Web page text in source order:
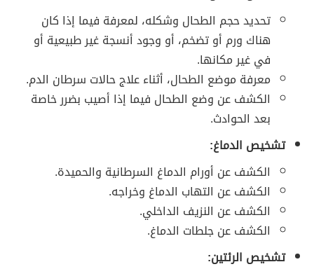
تحديد حجم الطحال وشكله، لمعرفة فيما إذا كان
هناك ورم أو تضخم، أو وجود أنسجة غير طبيعية أو
في غير مكانها.
معرفة موضع الطحال، أثناء علاج حالات سرطان الدم.
الكشف عن وضع الطحال فيما إذا أصيب بضرر خاصة
بعد الحوادث.
تشخيص الدماغ:
الكشف عن أورام الدماغ السرطانية والحميدة.
الكشف عن التهاب الدماغ وخراجه.
الكشف عن النزيف الداخلي.
الكشف عن جلطات الدماغ.
تشخيص الرئتين: